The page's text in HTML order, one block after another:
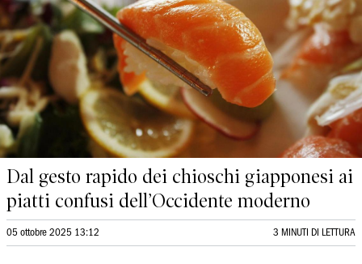
Dal gesto rapido dei chioschi giapponesi ai
piatti confusi dell’Occidente moderno
05 ottobre 2025 13:12 3 MINUTI DI LETTURA